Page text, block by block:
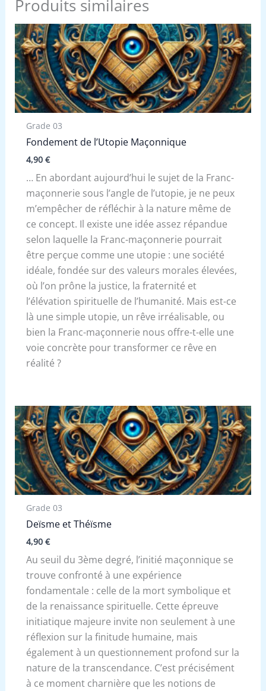
Produits similaires
Grade 03
Fondement de l’Utopie Maçonnique
4,90 €
… En abordant aujourd’hui le sujet de la Franc-
maçonnerie sous l’angle de l’utopie, je ne peux
m’empêcher de réfléchir à la nature même de
ce concept. Il existe une idée assez répandue
selon laquelle la Franc-maçonnerie pourrait
être perçue comme une utopie : une société
idéale, fondée sur des valeurs morales élevées,
où l’on prône la justice, la fraternité et
l’élévation spirituelle de l’humanité. Mais est-ce
là une simple utopie, un rêve irréalisable, ou
bien la Franc-maçonnerie nous offre-t-elle une
voie concrète pour transformer ce rêve en
réalité ?
Grade 03
Deïsme et Théïsme
4,90 €
Au seuil du 3ème degré, l’initié maçonnique se
trouve confronté à une expérience
fondamentale : celle de la mort symbolique et
de la renaissance spirituelle. Cette épreuve
initiatique majeure invite non seulement à une
réflexion sur la finitude humaine, mais
également à un questionnement profond sur la
nature de la transcendance. C’est précisément
à ce moment charnière que les notions de